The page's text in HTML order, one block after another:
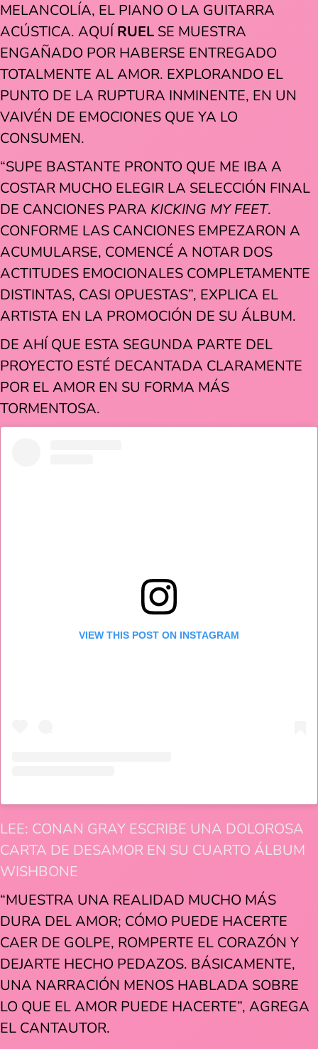
MELANCOLÍA, EL PIANO O LA GUITARRA
ACÚSTICA. AQUÍ RUEL SE MUESTRA
ENGAÑADO POR HABERSE ENTREGADO
TOTALMENTE AL AMOR. EXPLORANDO EL
PUNTO DE LA RUPTURA INMINENTE, EN UN
VAIVÉN DE EMOCIONES QUE YA LO
CONSUMEN.
“SUPE BASTANTE PRONTO QUE ME IBA A
COSTAR MUCHO ELEGIR LA SELECCIÓN FINAL
DE CANCIONES PARA KICKING MY FEET.
CONFORME LAS CANCIONES EMPEZARON A
ACUMULARSE, COMENCÉ A NOTAR DOS
ACTITUDES EMOCIONALES COMPLETAMENTE
DISTINTAS, CASI OPUESTAS”, EXPLICA EL
ARTISTA EN LA PROMOCIÓN DE SU ÁLBUM.
DE AHÍ QUE ESTA SEGUNDA PARTE DEL
PROYECTO ESTÉ DECANTADA CLARAMENTE
POR EL AMOR EN SU FORMA MÁS
TORMENTOSA.
VIEW THIS POST ON INSTAGRAM
LEE: CONAN GRAY ESCRIBE UNA DOLOROSA
CARTA DE DESAMOR EN SU CUARTO ÁLBUM
WISHBONE
“MUESTRA UNA REALIDAD MUCHO MÁS
DURA DEL AMOR; CÓMO PUEDE HACERTE
CAER DE GOLPE, ROMPERTE EL CORAZÓN Y
DEJARTE HECHO PEDAZOS. BÁSICAMENTE,
UNA NARRACIÓN MENOS HABLADA SOBRE
LO QUE EL AMOR PUEDE HACERTE”, AGREGA
EL CANTAUTOR.